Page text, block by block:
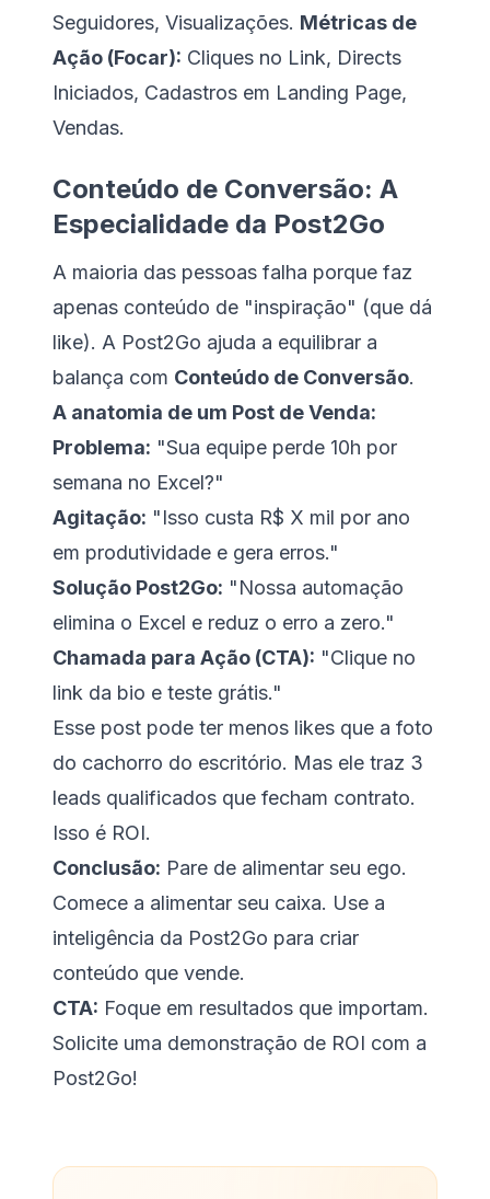
Seguidores, Visualizações. Métricas de
Ação (Focar): Cliques no Link, Directs
Iniciados, Cadastros em Landing Page,
Vendas.
Conteúdo de Conversão: A
Especialidade da Post2Go
A maioria das pessoas falha porque faz
apenas conteúdo de "inspiração" (que dá
like). A Post2Go ajuda a equilibrar a
balança com Conteúdo de Conversão.
A anatomia de um Post de Venda:
Problema: "Sua equipe perde 10h por
semana no Excel?"
Agitação: "Isso custa R$ X mil por ano
em produtividade e gera erros."
Solução Post2Go: "Nossa automação
elimina o Excel e reduz o erro a zero."
Chamada para Ação (CTA): "Clique no
link da bio e teste grátis."
Esse post pode ter menos likes que a foto
do cachorro do escritório. Mas ele traz 3
leads qualificados que fecham contrato.
Isso é ROI.
Conclusão: Pare de alimentar seu ego.
Comece a alimentar seu caixa. Use a
inteligência da Post2Go para criar
conteúdo que vende.
CTA: Foque em resultados que importam.
Solicite uma demonstração de ROI com a
Post2Go!